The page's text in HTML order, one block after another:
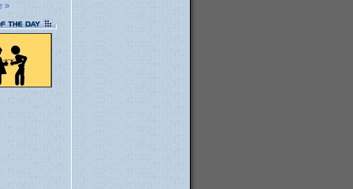
04. May
01. May
»